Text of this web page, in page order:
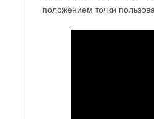
положением точки